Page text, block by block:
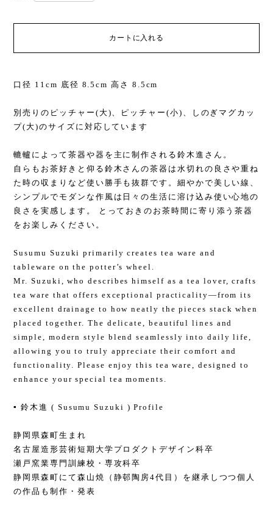
カートに入れる
口径 11cm 底径 8.5cm 高さ 8.5cm
別売りのピッチャー(大)、ピッチャー(小)、しのぎマグカッ
プ(大)のサイズに対応しています
轆轤によって茶器や器を主に制作される鈴木進さん。
自らもお茶好きと仰る鈴木さんの茶器は水切れの良さや重ね
た時の収まりなど使い勝手も抜群です。細やかで美しい線、
シンプルでモダンな作風は日々の生活に溶け込み使い心地の
良さを実感します。 とっておきのお茶時間に寄り添う茶器
をお楽しみください。
Susumu Suzuki primarily creates tea ware and
tableware on the potter’s wheel.
Mr. Suzuki, who describes himself as a tea lover, crafts
tea ware that offers exceptional practicality—from its
excellent drainage to how neatly the pieces stack when
placed together. The delicate, beautiful lines and
simple, modern style blend seamlessly into daily life,
allowing you to truly appreciate their comfort and
functionality. Please enjoy this tea ware, designed to
enhance your special tea moments.
▪️ 鈴木進 ( Susumu Suzuki ) Profile
静岡県森町生まれ
名古屋造形芸術短期大学プロダクトデザイン科卒
瀬戸窯業専門訓練校・専攻科卒
静岡県森町にて森山焼（静邨陶房4代目）を継承しつつ個人
の作品も制作・発表